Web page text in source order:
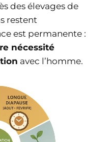
des élevages de
restent
est permanente :
nécessité
avec l’homme.